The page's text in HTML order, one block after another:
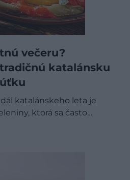
večeru?
katalánsku
katalánskeho leta je
ktorá sa často…